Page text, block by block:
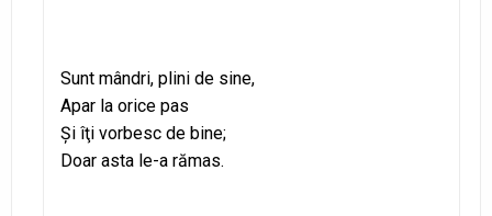
Sunt mândri, plini de sine,
Apar la orice pas
Şi îţi vorbesc de bine;
Doar asta le-a rămas.